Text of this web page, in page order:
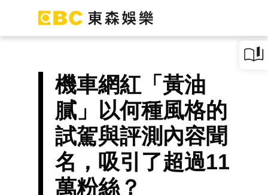
機車網紅「黃油
膩」以何種風格的
試駕與評測內容聞
名，吸引了超過11
萬粉絲？